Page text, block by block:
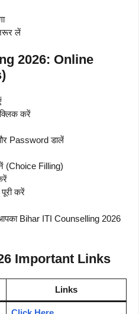
लें
2026: Online
करें
Password डालें
(Choice Filling)
करें
Bihar ITI Counselling 2026
Important Links
Links